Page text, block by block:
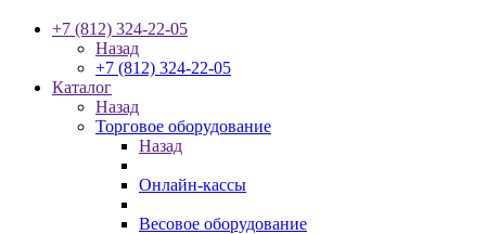
+7 (812) 324-22-05
Назад
+7 (812) 324-22-05
Каталог
Назад
Торговое оборудование
Назад
Онлайн-кассы
Весовое оборудование